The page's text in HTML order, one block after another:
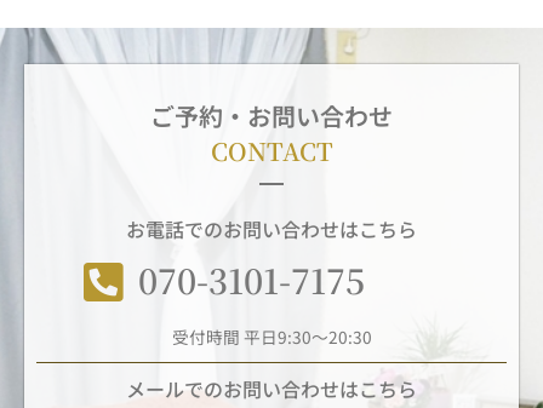
ご予約・お問い合わせ
CONTACT
お電話でのお問い合わせはこちら
070-3101-7175
受付時間 平日9:30～20:30
メールでのお問い合わせはこちら